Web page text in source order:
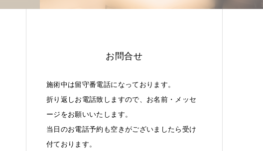
お問合せ
施術中は留守番電話になっております。
折り返しお電話致しますので、お名前・メッセ
ージをお願いいたします。
当日のお電話予約も空きがございましたら受け
付ております。